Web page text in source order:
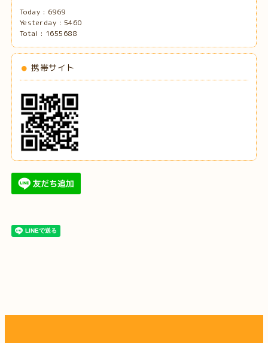
Today : 6969
Yesterday : 5460
Total : 1655688
携帯サイト